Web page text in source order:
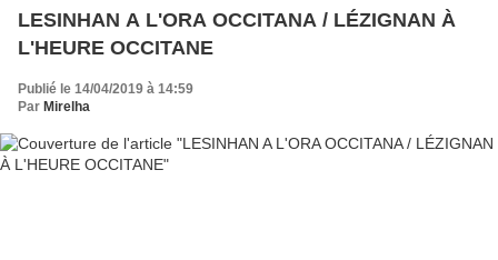
LESINHAN A L'ORA OCCITANA / LÉZIGNAN À
L'HEURE OCCITANE
Publié le 14/04/2019 à 14:59
Par Mirelha